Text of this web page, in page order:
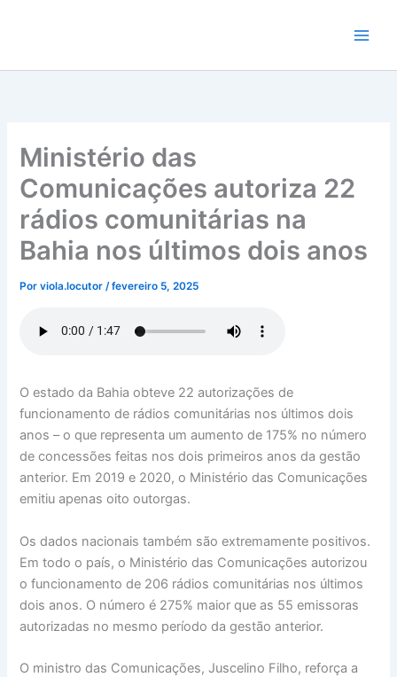
conteúdo
Ministério das
Comunicações autoriza 22
rádios comunitárias na
Bahia nos últimos dois anos
Porviola.locutor/fevereiro 5, 2025
O estado da Bahia obteve 22 autorizações de
funcionamento de rádios comunitárias nos últimos dois
anos – o que representa um aumento de 175% no número
de concessões feitas nos dois primeiros anos da gestão
anterior. Em 2019 e 2020, o Ministério das Comunicações
emitiu apenas oito outorgas.
Os dados nacionais também são extremamente positivos.
Em todo o país, o Ministério das Comunicações autorizou
o funcionamento de 206 rádios comunitárias nos últimos
dois anos. O número é 275% maior que as 55 emissoras
autorizadas no mesmo período da gestão anterior.
O ministro das Comunicações, Juscelino Filho, reforça a